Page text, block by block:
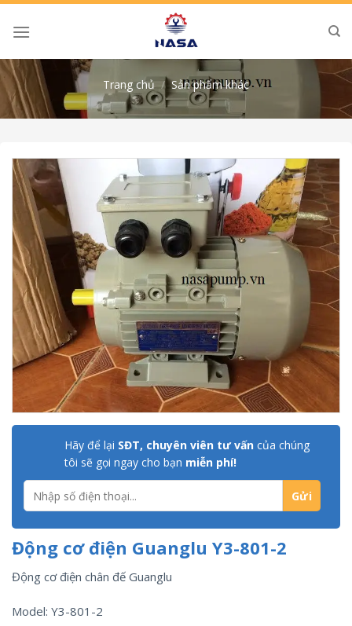
Skip
Trang chủ / Sản phẩm khác
Hãy để lại SĐT, chuyên viên tư vấn của chúng
tôi sẽ gọi ngay cho bạn miễn phí!
Động cơ điện Guanglu Y3-801-2
Động cơ điện chân đế Guanglu
Model: Y3-801-2